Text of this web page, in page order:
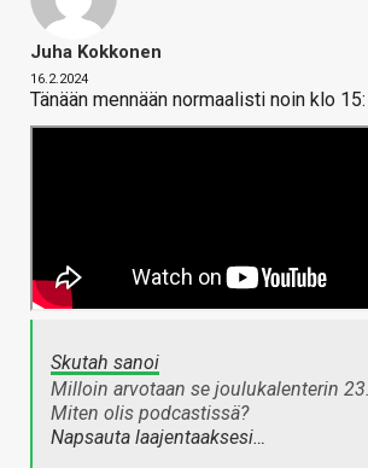
Juha Kokkonen
16.2.2024
Tänään mennään normaalisti noin klo 15:
Skutah sanoi
Milloin arvotaan se joulukalenterin
Miten olis podcastissä?
Napsauta laajentaaksesi…